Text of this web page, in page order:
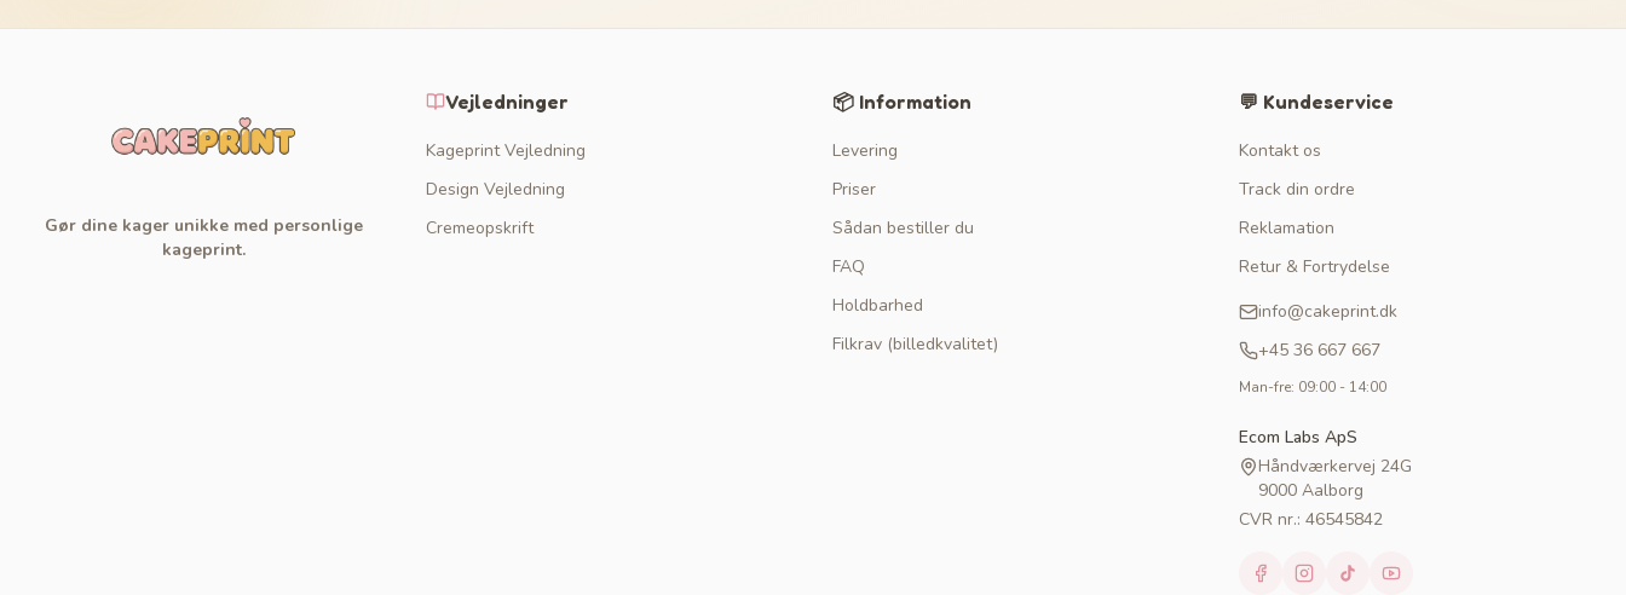
Gør dine kager unikke med personlige
kageprint.
Vejledninger
Kageprint Vejledning
Design Vejledning
Cremeopskrift
📦 Information
Levering
Priser
Sådan bestiller du
FAQ
Holdbarhed
Filkrav (billedkvalitet)
💬 Kundeservice
Kontakt os
Track din ordre
Reklamation
Retur & Fortrydelse
info@cakeprint.dk
+45 36 667 667
Man-fre: 09:00 - 14:00
Ecom Labs ApS
Håndværkervej 24G
9000 Aalborg
CVR nr.: 46545842